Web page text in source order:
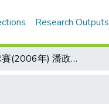
Research Outputs
世青高球賽(2006年) 潘政琮奪冠 老爸最窩心 哥哥福強獲17歲組亞軍 兄弟倆是中華隊團體總冠軍功臣